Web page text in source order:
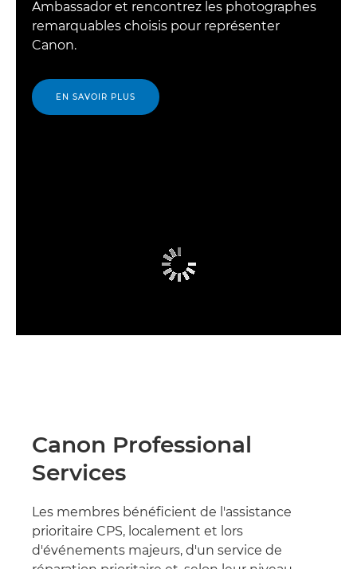
Ambassador et rencontrez les photographes
remarquables choisis pour représenter
Canon.
EN SAVOIR PLUS
Canon Professional
Services
Les membres bénéficient de l'assistance
prioritaire CPS, localement et lors
d'événements majeurs, d'un service de